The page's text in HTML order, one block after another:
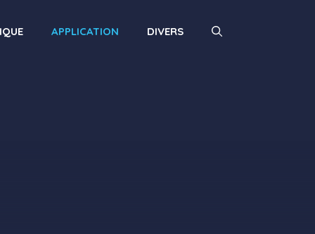
APPLICATION DIVERS